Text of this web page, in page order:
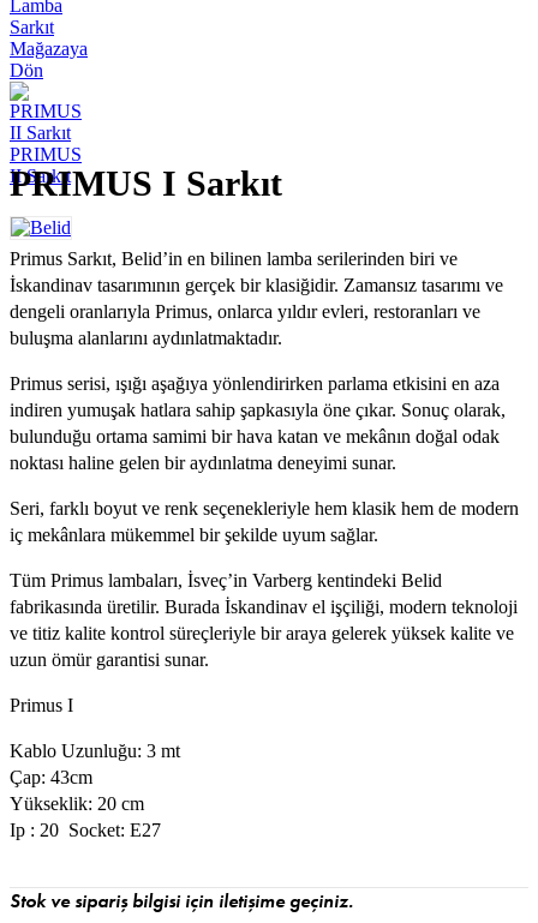
Lamba
Sarkıt
Mağazaya
Dön
PRIMUS
II Sarkıt
PRIMUS I Sarkıt
Primus Sarkıt, Belid’in en bilinen lamba serilerinden biri ve
İskandinav tasarımının gerçek bir klasiğidir. Zamansız tasarımı ve
dengeli oranlarıyla Primus, onlarca yıldır evleri, restoranları ve
buluşma alanlarını aydınlatmaktadır.
Primus serisi, ışığı aşağıya yönlendirirken parlama etkisini en aza
indiren yumuşak hatlara sahip şapkasıyla öne çıkar. Sonuç olarak,
bulunduğu ortama samimi bir hava katan ve mekânın doğal odak
noktası haline gelen bir aydınlatma deneyimi sunar.
Seri, farklı boyut ve renk seçenekleriyle hem klasik hem de modern
iç mekânlara mükemmel bir şekilde uyum sağlar.
Tüm Primus lambaları, İsveç’in Varberg kentindeki Belid
fabrikasında üretilir. Burada İskandinav el işçiliği, modern teknoloji
ve titiz kalite kontrol süreçleriyle bir araya gelerek yüksek kalite ve
uzun ömür garantisi sunar.
Primus I
Kablo Uzunluğu: 3 mt
Çap: 43cm
Yükseklik: 20 cm
Ip : 20 Socket: E27
Stok ve sipariş bilgisi için iletişime geçiniz.